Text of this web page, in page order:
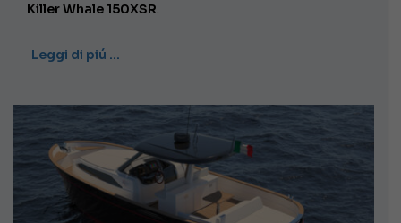
Killer Whale 150XSR.
Leggi di piú …